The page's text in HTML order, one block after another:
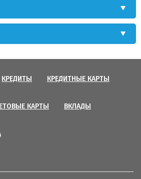
КРЕДИТЫ КРЕДИТНЫЕ КАРТЫ
КАРТЫ ВКЛАДЫ